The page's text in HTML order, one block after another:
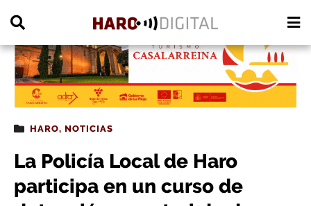
HARO, NOTICIAS
La Policía Local de Haro
participa en un curso de